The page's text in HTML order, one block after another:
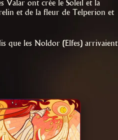
Valar ont crée le Soleil et la
et de la fleur de Telperion et
que les Noldor (Elfes) arrivaient